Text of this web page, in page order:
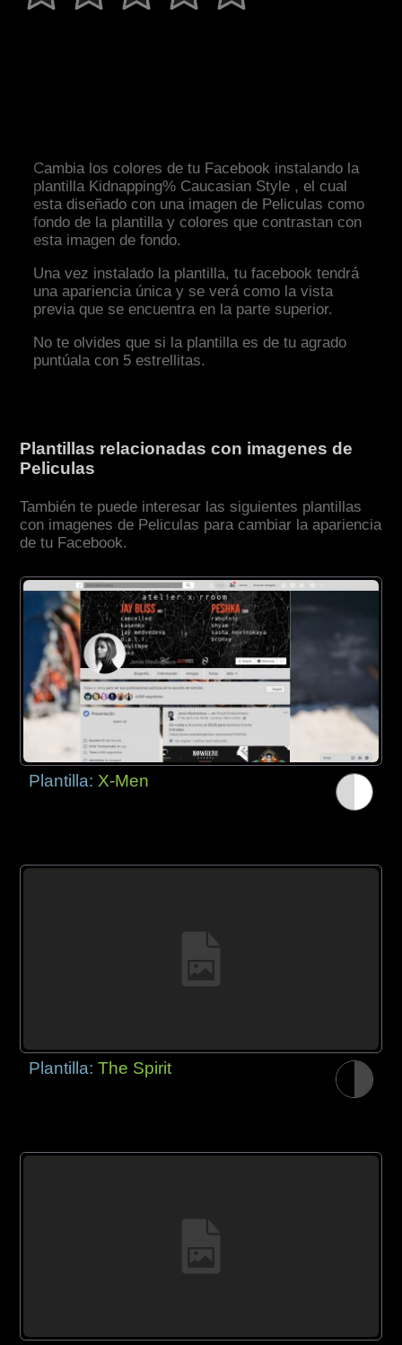
Cambia los colores de tu Facebook instalando la
plantilla Kidnapping% Caucasian Style , el cual
esta diseñado con una imagen de Peliculas como
fondo de la plantilla y colores que contrastan con
esta imagen de fondo.
Una vez instalado la plantilla, tu facebook tendrá
una apariencia única y se verá como la vista
previa que se encuentra en la parte superior.
No te olvides que si la plantilla es de tu agrado
puntúala con 5 estrellitas.
Plantillas relacionadas con imagenes de
Peliculas
También te puede interesar las siguientes plantillas
con imagenes de Peliculas para cambiar la apariencia
de tu Facebook.
Plantilla: X-Men
Plantilla:The Spirit